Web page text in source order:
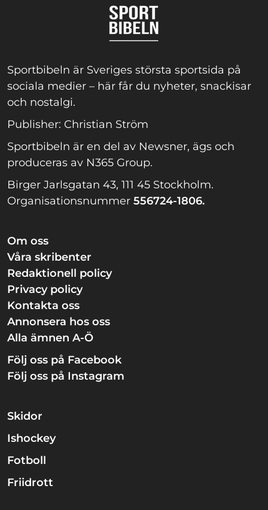
Sportbibeln är Sveriges största sportsida på
sociala medier – här får du nyheter, snackisar
och nostalgi.
Publisher: Christian Ström
Sportbibeln är en del av Newsner, ägs och
produceras av N365 Group.
Birger Jarlsgatan 43, 111 45 Stockholm.
Organisationsnummer 556724-1806.
Om oss
Våra skribenter
Redaktionell policy
Privacy policy
Kontakta oss
Annonsera hos oss
Alla ämnen A-Ö
Följ oss på Facebook
Följ oss på Instagram
Skidor
Ishockey
Fotboll
Friidrott